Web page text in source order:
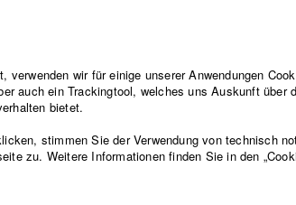
verwenden wir für einige unserer Anwendungen
auch ein Trackingtool, welches uns Auskunft über
bietet.
stimmen Sie der Verwendung von technisch
zu. Weitere Informationen finden Sie in den